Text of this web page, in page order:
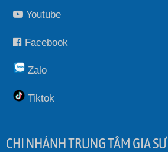
Youtube
Facebook
Zalo
Tiktok
CHI NHÁNH TRUNG TÂM GIA